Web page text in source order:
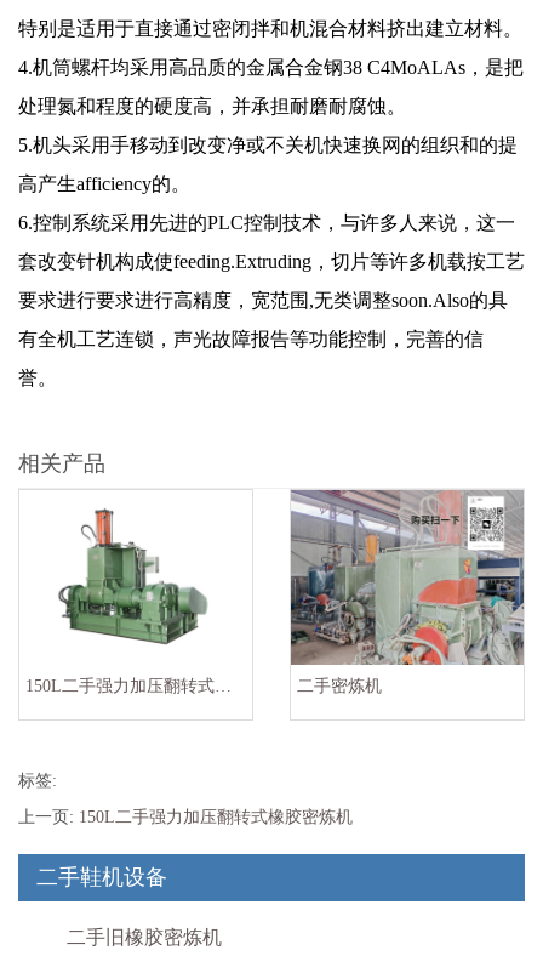
特别是适用于直接通过密闭拌和机混合材料挤出建立材料。
4.机筒螺杆均采用高品质的金属合金钢38 C4MoALAs，是把
处理氮和程度的硬度高，并承担耐磨耐腐蚀。
5.机头采用手移动到改变净或不关机快速换网的组织和的提
高产生afficiency的。
6.控制系统采用先进的PLC控制技术，与许多人来说，这一
套改变针机构成使feeding.Extruding，切片等许多机载按工艺
要求进行要求进行高精度，宽范围,无类调整soon.Also的具
有全机工艺连锁，声光故障报告等功能控制，完善的信
誉。
相关产品
150L二手强力加压翻转式橡胶密炼机 二手密炼机
标签:
上一页: 150L二手强力加压翻转式橡胶密炼机
二手鞋机设备
二手旧橡胶密炼机